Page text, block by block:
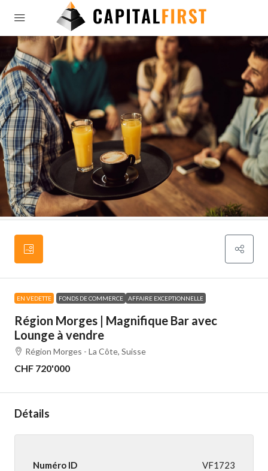
EN VEDETTE FONDS DE COMMERCE AFFAIRE EXCEPTIONNELLE
Région Morges | Magnifique Bar avec
Lounge à vendre
Région Morges - La Côte, Suisse
CHF 720'000
Détails
Numéro ID VF1723